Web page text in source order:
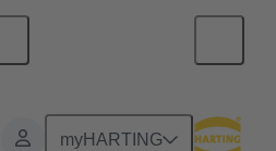
myHARTING
till dotterkort